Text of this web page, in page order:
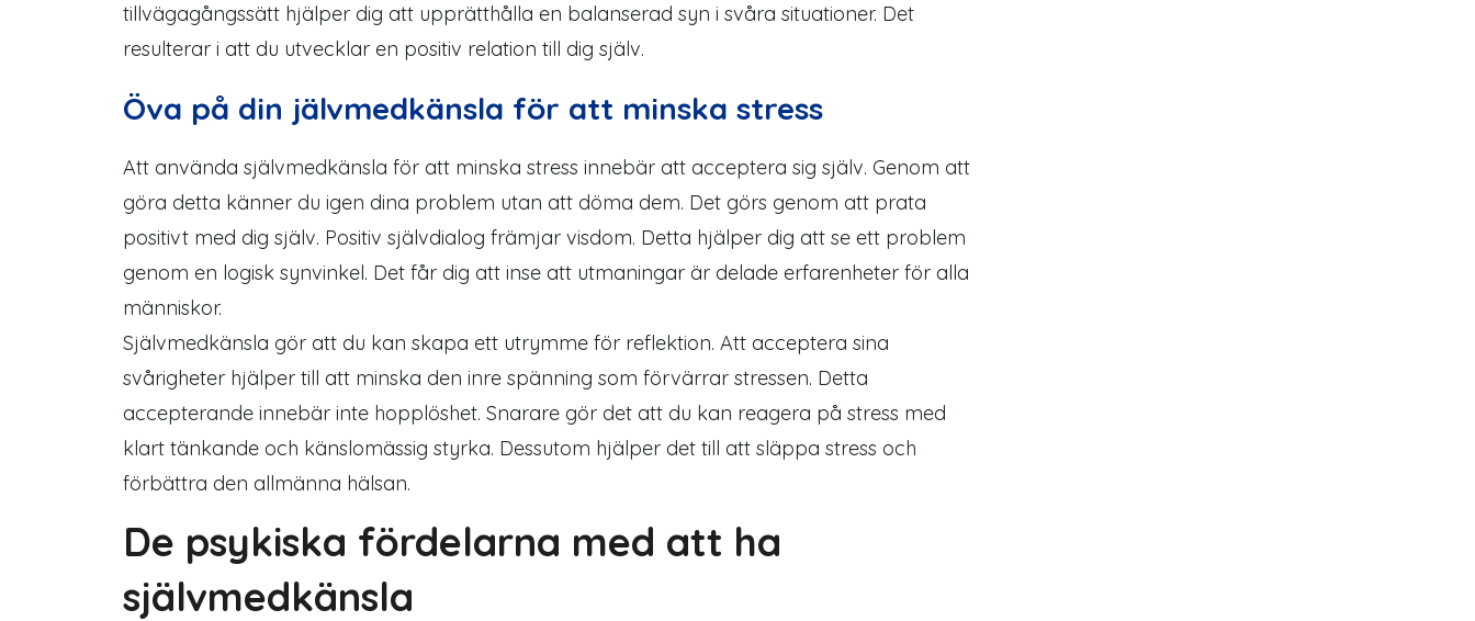
tillvägagångssätt hjälper dig att upprätthålla en balanserad syn i svåra situationer. Det
resulterar i att du utvecklar en positiv relation till dig själv.
Öva på din jälvmedkänsla för att minska stress
Att använda självmedkänsla för att minska stress innebär att acceptera sig själv. Genom att
göra detta känner du igen dina problem utan att döma dem. Det görs genom att prata
positivt med dig själv. Positiv självdialog främjar visdom. Detta hjälper dig att se ett problem
genom en logisk synvinkel. Det får dig att inse att utmaningar är delade erfarenheter för alla
människor.
Självmedkänsla gör att du kan skapa ett utrymme för reflektion. Att acceptera sina
svårigheter hjälper till att minska den inre spänning som förvärrar stressen. Detta
accepterande innebär inte hopplöshet. Snarare gör det att du kan reagera på stress med
klart tänkande och känslomässig styrka. Dessutom hjälper det till att släppa stress och
förbättra den allmänna hälsan.
De psykiska fördelarna med att ha
självmedkänsla